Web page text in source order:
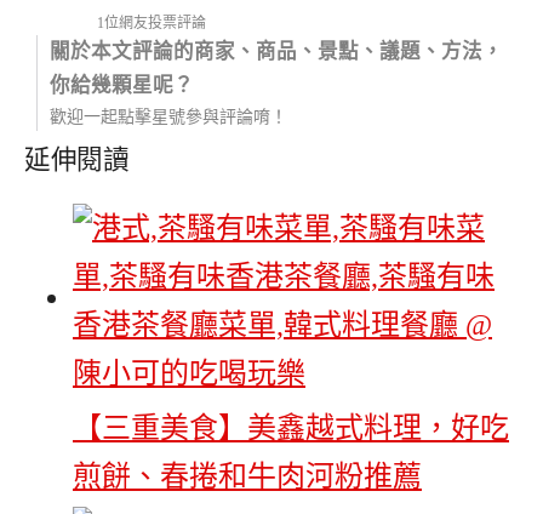
1位網友投票評論
關於本文評論的商家、商品、景點、議題、方法，
你給幾顆星呢？
歡迎一起點擊星號參與評論唷！
延伸閱讀
【三重美食】美鑫越式料理，好吃
煎餅、春捲和牛肉河粉推薦